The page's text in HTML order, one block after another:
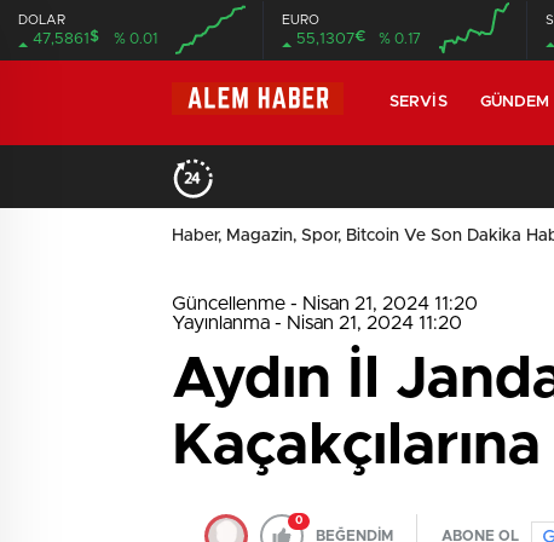
DOLAR
47,5861 $ % 0.01
EURO
55,1307€ % 0.17
SERVIS GÜNDEM
Haber, Magazin, Spor, Bitcoin Ve Son Dakika
Güncellenme - Nisan 21, 2024 11:20
Yayınlanma - Nisan 21, 2024 11:20
Aydın İl
0
BEĞENDİM ABONE OL